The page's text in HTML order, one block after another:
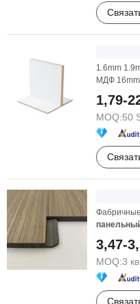
1.6mm
МДФ
1,79-
MOQ:50
3,47-
MOQ:3